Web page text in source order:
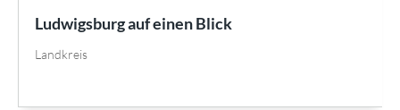
Ludwigsburg auf einen Blick
Landkreis